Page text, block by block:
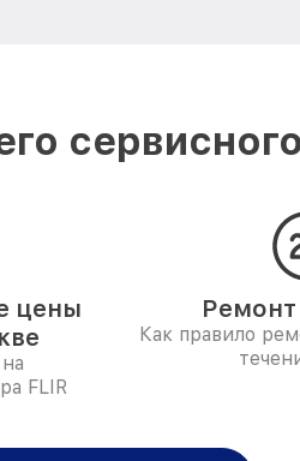
цены
FLIR
Ремонт
Как правило